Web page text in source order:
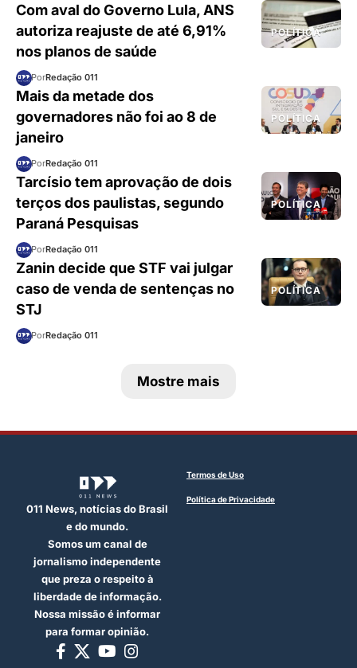
POLÍTICA
Com aval do Governo Lula, ANS
autoriza reajuste de até 6,91%
nos planos de saúde
PorRedação 011
POLÍTICA
Mais da metade dos
governadores não foi ao 8 de
janeiro
PorRedação 011
POLÍTICA
Tarcísio tem aprovação de dois
terços dos paulistas, segundo
Paraná Pesquisas
PorRedação 011
POLÍTICA
Zanin decide que STF vai julgar
caso de venda de sentenças no
STJ
PorRedação 011
Mostre mais
011 News, notícias do Brasil
e do mundo.
Somos um canal de
jornalismo independente
que preza o respeito à
liberdade de informação.
Nossa missão é informar
para formar opinião.
Termos de Uso
Política de Privacidade